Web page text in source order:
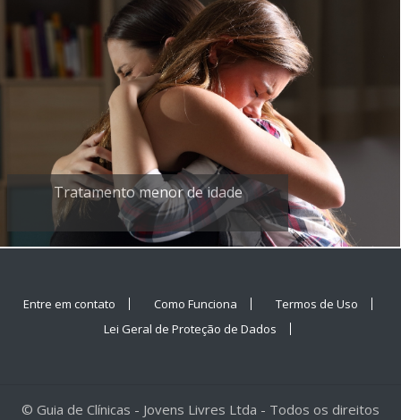
Tratamento menor de idade
Entre em contato Como Funciona
Termos de Uso
Lei Geral de Proteção de Dados
© Guia de Clínicas - Jovens Livres Ltda - Todos os direitos